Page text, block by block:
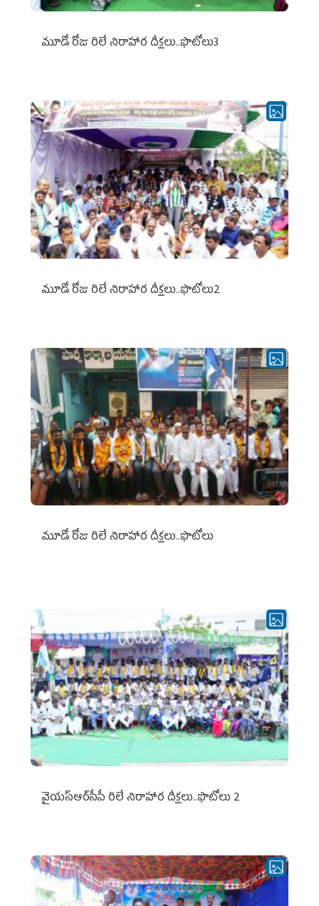
మూడో రోజు రిలే నిరాహార దీక్షలు..ఫొటోలు3
మూడో రోజు రిలే నిరాహార దీక్షలు..ఫొటోలు2
మూడో రోజు రిలే నిరాహార దీక్షలు..ఫొటోలు
వైయ‌స్ఆర్‌సీపీ రిలే నిరాహార దీక్షలు..ఫొటోలు 2